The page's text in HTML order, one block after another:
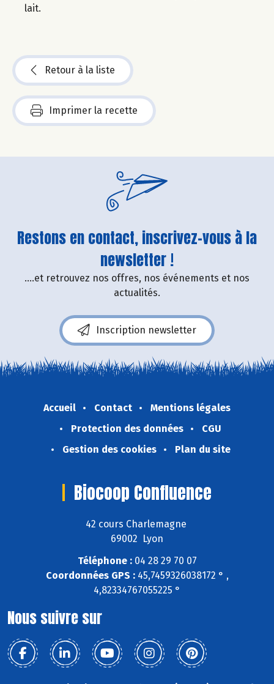
lait.
Retour à la liste
Imprimer la recette
Restons en contact, inscrivez-vous à la
newsletter !
....et retrouvez nos offres, nos événements et nos
actualités.
Inscription newsletter
Accueil Contact
Mentions légales
Protection des données
CGU
Gestion des cookies
Plan du site
Biocoop Confluence
42 cours Charlemagne
69002 Lyon
Téléphone :04 28 29 70 07
Coordonnées GPS :45,7459326038172 ° ,
4,82334767055225 °
Nous suivre sur